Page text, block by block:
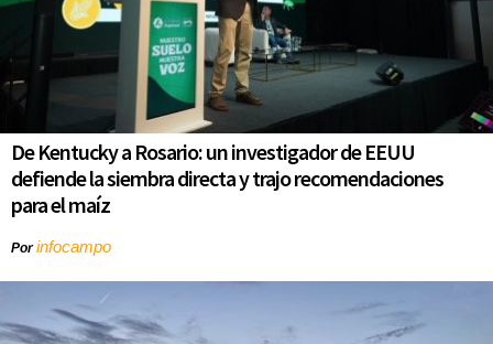
De Kentucky a Rosario: un investigador de EEUU
defiende la siembra directa y trajo recomendaciones
para el maíz
Porinfocampo